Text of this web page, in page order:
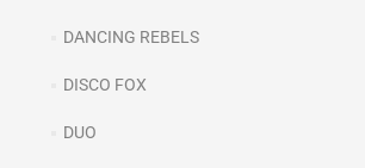
DANCING REBELS
DISCO FOX
DUO